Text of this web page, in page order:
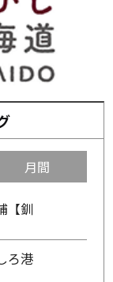
月間
【釧
ろ港